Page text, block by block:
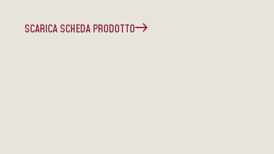
SCARICA SCHEDA PRODOTTO